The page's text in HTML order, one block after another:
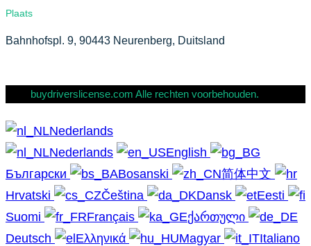
Plaats
Bahnhofspl. 9, 90443 Neurenberg, Duitsland
buydriverslicense.com Alle rechten voorbehouden.
Nederlands
Nederlands
English
Български
Bosanski
简体中文
Hrvatski
Čeština Dansk
Eesti
Suomi
Français
ქართული
Deutsch
Ελληνικά Magyar Italiano